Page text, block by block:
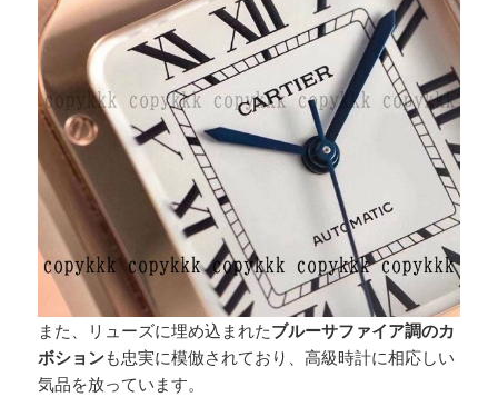
また、リューズに埋め込まれたブルーサファイア調のカ
ボションも忠実に模倣されており、高級時計に相応しい
気品を放っています。